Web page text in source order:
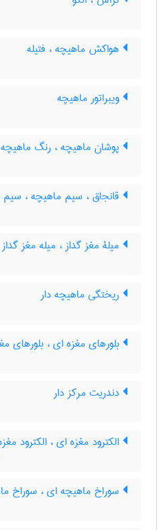
هواکش ماهیچه ، فتیله
ویبراتور ماهیچه
پوشان ماهیچه ، رنگ ماهیچه
قانجاق ، سیم ماهیچه ، سیم
میلۀ مغز گداز ، میله مغز گداز
ریختگی ماهیچه دار
بلورهای مغزه ای ، بلورهای
دندریت مرکز دار
الکترود مغزه ای ، الکترود
سوراخ ماهیچه ای ، سوراخ